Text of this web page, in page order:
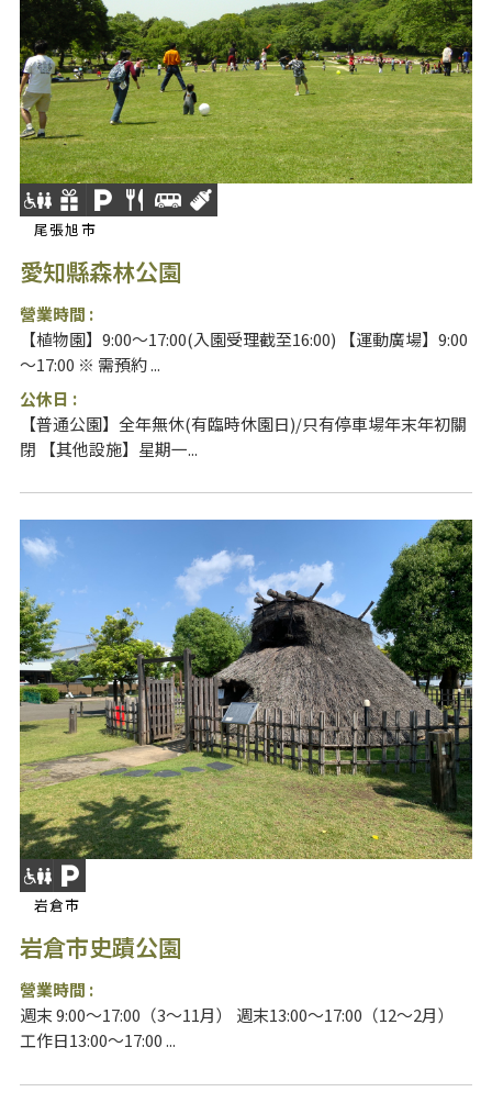
尾張旭市
愛知縣森林公園
營業時間 :
【植物園】9:00〜17:00(入園受理截至16:00) 【運動廣場】9:00
〜17:00 ※ 需預約 ...
公休日 :
【普通公園】全年無休(有臨時休園日)/只有停車場年末年初關
閉 【其他設施】星期一...
岩倉市
岩倉市史蹟公園
營業時間 :
週末 9:00～17:00（3～11月） 週末13:00～17:00（12～2月）
工作日13:00～17:00 ...